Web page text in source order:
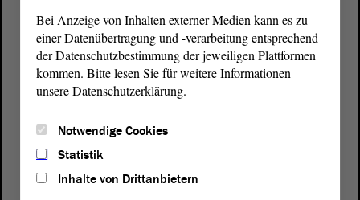
Bei Anzeige von Inhalten externer Medien kann es zu
einer Datenübertragung und -verarbeitung entsprechend
der Datenschutzbestimmung der jeweiligen Plattformen
kommen. Bitte lesen Sie für weitere Informationen
unsere Datenschutzerklärung.
Notwendige Cookies
Statistik
Inhalte von Drittanbietern